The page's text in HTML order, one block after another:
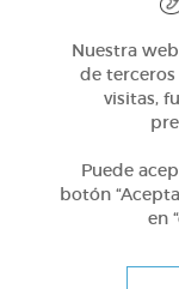
Nuestra
de
visitas,
Puede
botón
en